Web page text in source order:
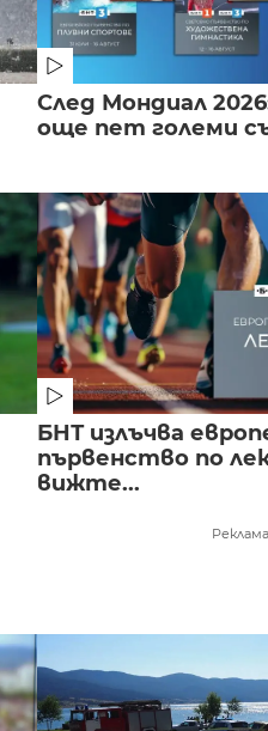
След Мондиал
още пет големи
БНТ излъчва
първенство по
вижте...
Реклама